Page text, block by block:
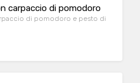
carpaccio di pomodoro
di pomodoro e pesto di